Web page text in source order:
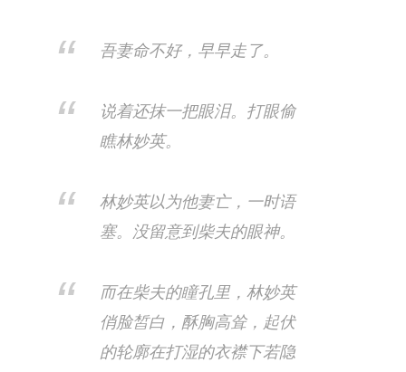
吾妻命不好，早早走了。
说着还抹一把眼泪。打眼偷
瞧林妙英。
林妙英以为他妻亡，一时语
塞。没留意到柴夫的眼神。
而在柴夫的瞳孔里，林妙英
俏脸皙白，酥胸高耸，起伏
的轮廓在打湿的衣襟下若隐